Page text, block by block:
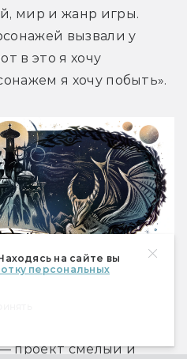
на сайте вы
персональных
мир и жанр игры.
вызвали у
в это я хочу
я хочу побыть».
— проект смелый и